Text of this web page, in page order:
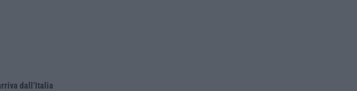
dall’Italia